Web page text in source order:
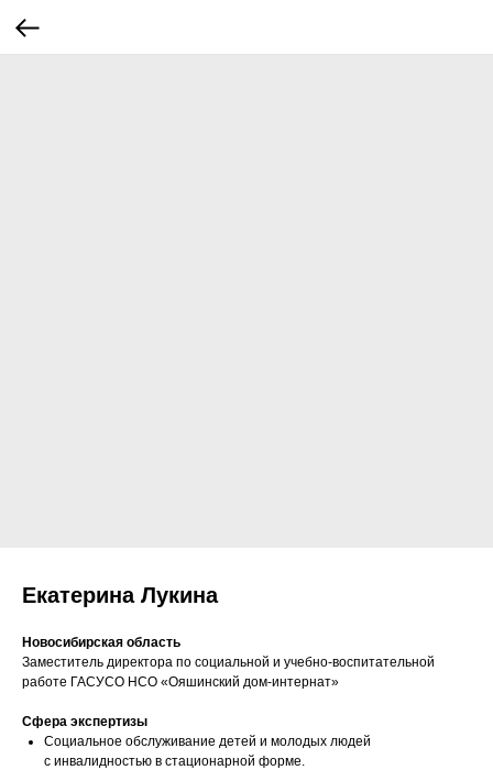
Екатерина Лукина
Новосибирская область
Заместитель директора по социальной и учебно-воспитательной
работе ГАСУСО НСО «Ояшинский дом-интернат»
Сфера экспертизы
Социальное обслуживание детей и молодых людей
с инвалидностью в стационарной форме.